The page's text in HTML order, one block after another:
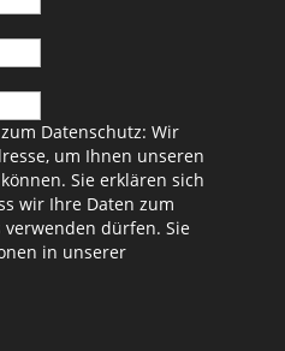
Datenschutz: Wir
um Ihnen unseren
Sie erklären sich
wir Ihre Daten zum
dürfen. Sie
in unserer